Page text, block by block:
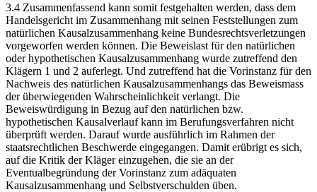
3.4 Zusammenfassend kann somit festgehalten werden, dass dem
Handelsgericht im Zusammenhang mit seinen Feststellungen zum
natürlichen Kausalzusammenhang keine Bundesrechtsverletzungen
vorgeworfen werden können. Die Beweislast für den natürlichen
oder hypothetischen Kausalzusammenhang wurde zutreffend den
Klägern 1 und 2 auferlegt. Und zutreffend hat die Vorinstanz für den
Nachweis des natürlichen Kausalzusammenhangs das Beweismass
der überwiegenden Wahrscheinlichkeit verlangt. Die
Beweiswürdigung in Bezug auf den natürlichen bzw.
hypothetischen Kausalverlauf kann im Berufungsverfahren nicht
überprüft werden. Darauf wurde ausführlich im Rahmen der
staatsrechtlichen Beschwerde eingegangen. Damit erübrigt es sich,
auf die Kritik der Kläger einzugehen, die sie an der
Eventualbegründung der Vorinstanz zum adäquaten
Kausalzusammenhang und Selbstverschulden üben.